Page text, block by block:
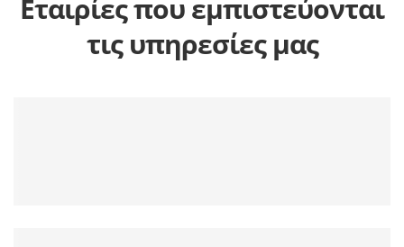
Εταιρίες που εμπιστεύονται
τις υπηρεσίες μας